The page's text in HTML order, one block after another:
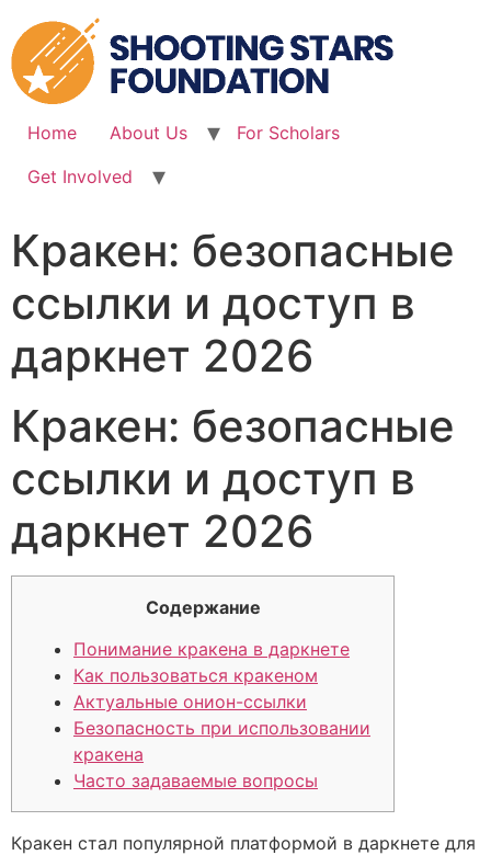
to
content
Home About Us
For Scholars
Get Involved
Кракен: безопасные
ссылки и доступ в
даркнет 2026
Кракен: безопасные
ссылки и доступ в
даркнет 2026
Содержание
Понимание кракена в даркнете
Как пользоваться кракеном
Актуальные онион-ссылки
Безопасность при использовании
кракена
Часто задаваемые вопросы
Кракен стал популярной платформой в даркнете для